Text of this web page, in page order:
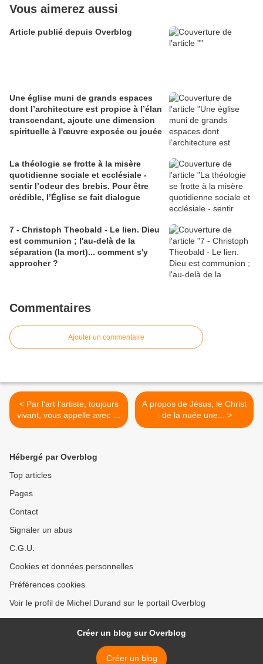
Vous aimerez aussi
Article publié depuis Overblog
Une église muni de grands espaces
dont l’architecture est propice à l’élan
transcendant, ajoute une dimension
spirituelle à l'œuvre exposée ou jouée
La théologie se frotte à la misère
quotidienne sociale et ecclésiale -
sentir l’odeur des brebis. Pour être
crédible, l’Église se fait dialogue
7 - Christoph Theobald - Le lien. Dieu
est communion ; l'au-delà de la
séparation (la mort)... comment s'y
approcher ?
Commentaires
Ajouter un commentaire
< Par l'art l’artiste, toujours
vivant, vous appelle avec lui
à la communion jusqu’au-
A propos de Jésus, le Christ
: de la nuée une... >
Hébergé par Overblog
Top articles
Pages
Contact
Signaler un abus
C.G.U.
Cookies et données personnelles
Préférences cookies
Voir le profil de Michel Durand sur le portail Overblog
Créer un blog sur Overblog
Créer un blog